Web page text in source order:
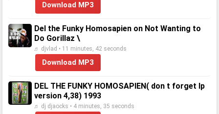
Download MP3
Del the Funky Homosapien on Not Wanting to
Do Gorillaz \
♬ djvlad • 11 minutes, 42 seconds
Download MP3
DEL THE FUNKY HOMOSAPIEN( don t forget lp
version 4,38) 1993
♬ dj djaocks • 4 minutes, 35 seconds